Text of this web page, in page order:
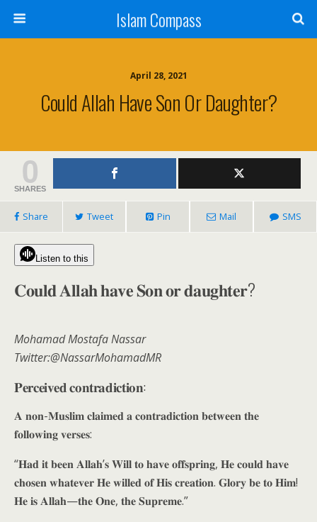
Islam Compass
April 28, 2021
Could Allah Have Son Or Daughter?
0
SHARES
Share Tweet Pin Mail SMS
Listen to this
𝐂𝐨𝐮𝐥𝐝 𝐀𝐥𝐥𝐚𝐡 𝐡𝐚𝐯𝐞 𝐒𝐨𝐧 𝐨𝐫 𝐝𝐚𝐮𝐠𝐡𝐭𝐞𝐫?
Mohamad Mostafa Nassar
Twitter:@NassarMohamadMR
𝐏𝐞𝐫𝐜𝐞𝐢𝐯𝐞𝐝 𝐜𝐨𝐧𝐭𝐫𝐚𝐝𝐢𝐜𝐭𝐢𝐨𝐧:
𝐀 𝐧𝐨𝐧-𝐌𝐮𝐬𝐥𝐢𝐦 𝐜𝐥𝐚𝐢𝐦𝐞𝐝 𝐚 𝐜𝐨𝐧𝐭𝐫𝐚𝐝𝐢𝐜𝐭𝐢𝐨𝐧 𝐛𝐞𝐭𝐰𝐞𝐞𝐧 𝐭𝐡𝐞
𝐟𝐨𝐥𝐥𝐨𝐰𝐢𝐧𝐠 𝐯𝐞𝐫𝐬𝐞𝐬:
“𝐇𝐚𝐝 𝐢𝐭 𝐛𝐞𝐞𝐧 𝐀𝐥𝐥𝐚𝐡’𝐬 𝐖𝐢𝐥𝐥 𝐭𝐨 𝐡𝐚𝐯𝐞 𝐨𝐟𝐟𝐬𝐩𝐫𝐢𝐧𝐠, 𝐇𝐞 𝐜𝐨𝐮𝐥𝐝 𝐡𝐚𝐯𝐞
𝐜𝐡𝐨𝐬𝐞𝐧 𝐰𝐡𝐚𝐭𝐞𝐯𝐞𝐫 𝐇𝐞 𝐰𝐢𝐥𝐥𝐞𝐝 𝐨𝐟 𝐇𝐢𝐬 𝐜𝐫𝐞𝐚𝐭𝐢𝐨𝐧. 𝐆𝐥𝐨𝐫𝐲 𝐛𝐞 𝐭𝐨 𝐇𝐢𝐦!
𝐇𝐞 𝐢𝐬 𝐀𝐥𝐥𝐚𝐡—𝐭𝐡𝐞 𝐎𝐧𝐞, 𝐭𝐡𝐞 𝐒𝐮𝐩𝐫𝐞𝐦𝐞.”